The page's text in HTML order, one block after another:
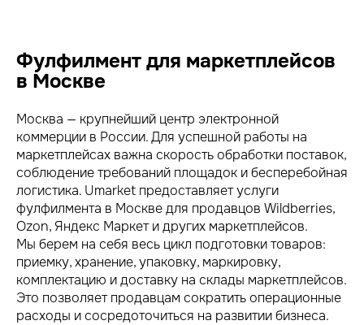
Фулфилмент для маркетплейсов
в Москве
Москва — крупнейший центр электронной
коммерции в России. Для успешной работы на
маркетплейсах важна скорость обработки поставок,
соблюдение требований площадок и бесперебойная
логистика. Umarket предоставляет услуги
фулфилмента в Москве для продавцов Wildberries,
Ozon, Яндекс Маркет и других маркетплейсов.
Мы берем на себя весь цикл подготовки товаров:
приемку, хранение, упаковку, маркировку,
комплектацию и доставку на склады маркетплейсов.
Это позволяет продавцам сократить операционные
расходы и сосредоточиться на развитии бизнеса.